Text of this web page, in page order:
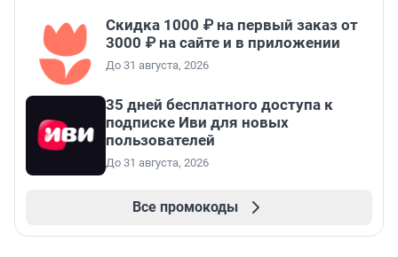
Скидка 1000 ₽ на первый заказ от
3000 ₽ на сайте и в приложении
До 31 августа, 2026
35 дней бесплатного доступа к
подписке Иви для новых
пользователей
До 31 августа, 2026
Все промокоды